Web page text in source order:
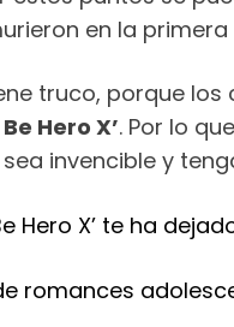
en la
truco, porque
Be Hero X’. Por lo
invencible y
Hero X’ te ha
romances